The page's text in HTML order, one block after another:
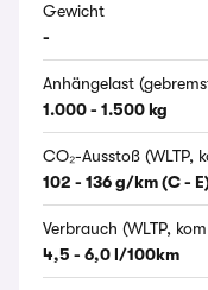
Gewicht
-
Anhängelast
1.000 - 1.500 kg
CO₂-Ausstoß (WLTP,
102 - 136 g/km (C -
Verbrauch (WLTP,
4,5 - 6,0 l/100km